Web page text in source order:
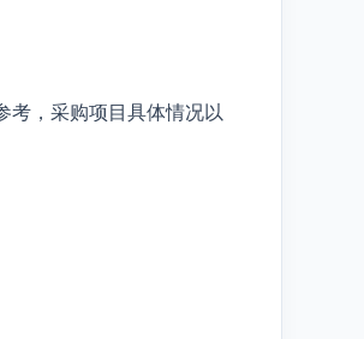
考，采购项目具体情况以